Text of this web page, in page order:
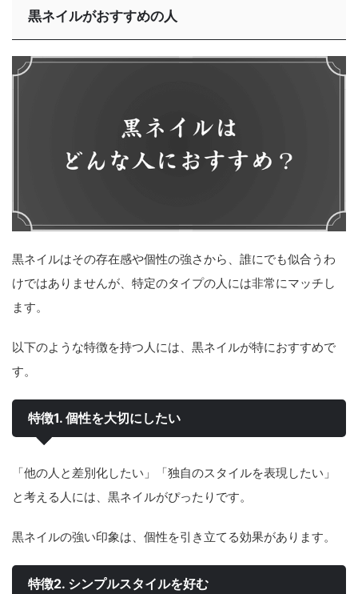
黒ネイルがおすすめの人
黒ネイルはその存在感や個性の強さから、誰にでも似合うわ
けではありませんが、特定のタイプの人には非常にマッチし
ます。
以下のような特徴を持つ人には、黒ネイルが特におすすめで
す。
特徴1. 個性を大切にしたい
「他の人と差別化したい」「独自のスタイルを表現したい」
と考える人には、黒ネイルがぴったりです。
黒ネイルの強い印象は、個性を引き立てる効果があります。
特徴2. シンプルスタイルを好む